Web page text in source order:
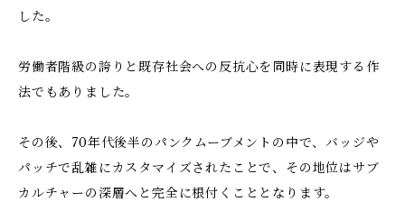
した。
労働者階級の誇りと既存社会への反抗心を同時に表現する作
法でもありました。
その後、70年代後半のパンクムーブメントの中で、バッジや
パッチで乱雑にカスタマイズされたことで、その地位はサブ
カルチャーの深層へと完全に根付くこととなります。